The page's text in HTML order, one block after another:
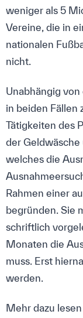
weniger als 5
Vereine, die in
nationalen
nicht.
Unabhängig
in beiden Fällen
Tätigkeiten des
der Geldwäsche
welches die
Rahmen einer
begründen. Sie
schriftlich
Monaten die
muss. Erst
werden.
Mehr dazu